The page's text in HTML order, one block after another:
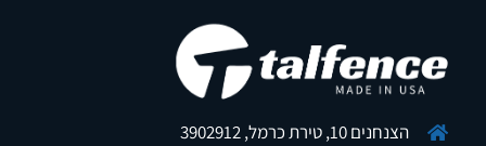
הצנחנים 10, טירת כרמל, 3902912